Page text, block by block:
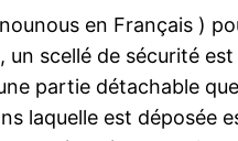
en Français )
scellé de sécurité
partie détachable
laquelle est